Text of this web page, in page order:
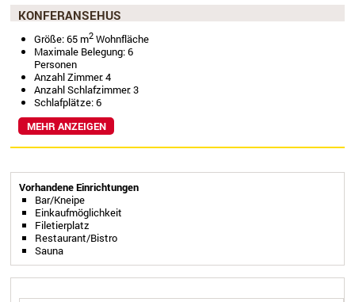
KONFERANSEHUS
Größe: 65 m2 Wohnfläche
Maximale Belegung: 6
Personen
Anzahl Zimmer: 4
Anzahl Schlafzimmer: 3
Schlafplätze: 6
MEHR ANZEIGEN
Vorhandene Einrichtungen
Bar/Kneipe
Einkaufmöglichkeit
Filetierplatz
Restaurant/Bistro
Sauna